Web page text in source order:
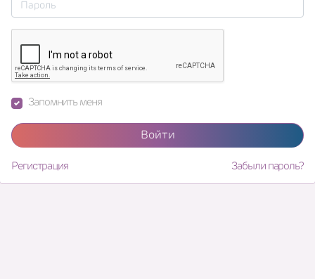
Запомнить меня
Войти
Регистрация Забыли пароль?